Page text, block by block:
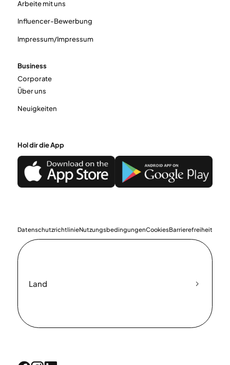
Arbeite mit uns
Influencer-Bewerbung
Impressum/Impressum
Business
Corporate
Über uns
Neuigkeiten
Hol dir die App
DatenschutzrichtlinieNutzungsbedingungenCookiesBarrierefreiheit
Land